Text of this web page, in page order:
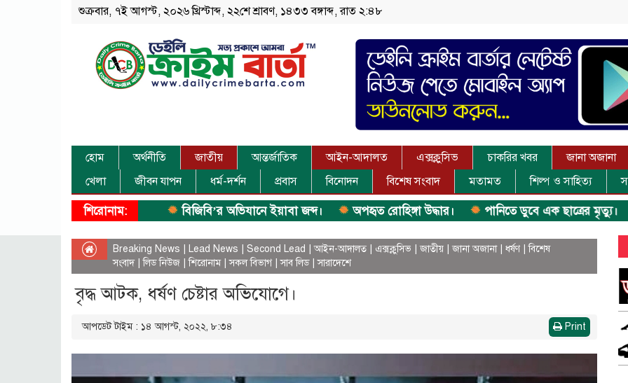
শুক্রবার, ৭ই আগস্ট, ২০২৬ খ্রিস্টাব্দ, ২২শে শ্রাবণ, ১৪৩৩ বঙ্গাব্দ, রাত ২:৪৮
হোম অর্থনীতি জাতীয় আন্তর্জাতিক আইন-আদালত এক্সক্লুসিভ চাকরির খবর জানা অজানা
খেলা
জীবন যাপন ধর্ম-দর্শন প্রবাস বিনোদন বিশেষ সংবাদ মতামত শিল্প ও সাহিত্য
শিরোনাম: বিজিবি’র অভিযানে ইয়াবা জব্দ। অপহৃত রোহিঙ্গা উদ্ধার। পানিতে ডুবে এক ছাত্রের মৃত্যু।
Breaking News Lead News Second Lead |আইন-আদালত এক্সক্লুসিভ |জাতীয় |জানা অজানা| ধর্ষণ |বিশেষ
সংবাদ|লিড নিউজ |শিরোনাম|সকল বিভাগ|সাব লিড|সারাদেশে
বৃদ্ধ আটক, ধর্ষণ চেষ্টার অভিযোগে।
আপডেট টাইম : ১৪ আগস্ট, ২০২২, ৮:৩৪ Print